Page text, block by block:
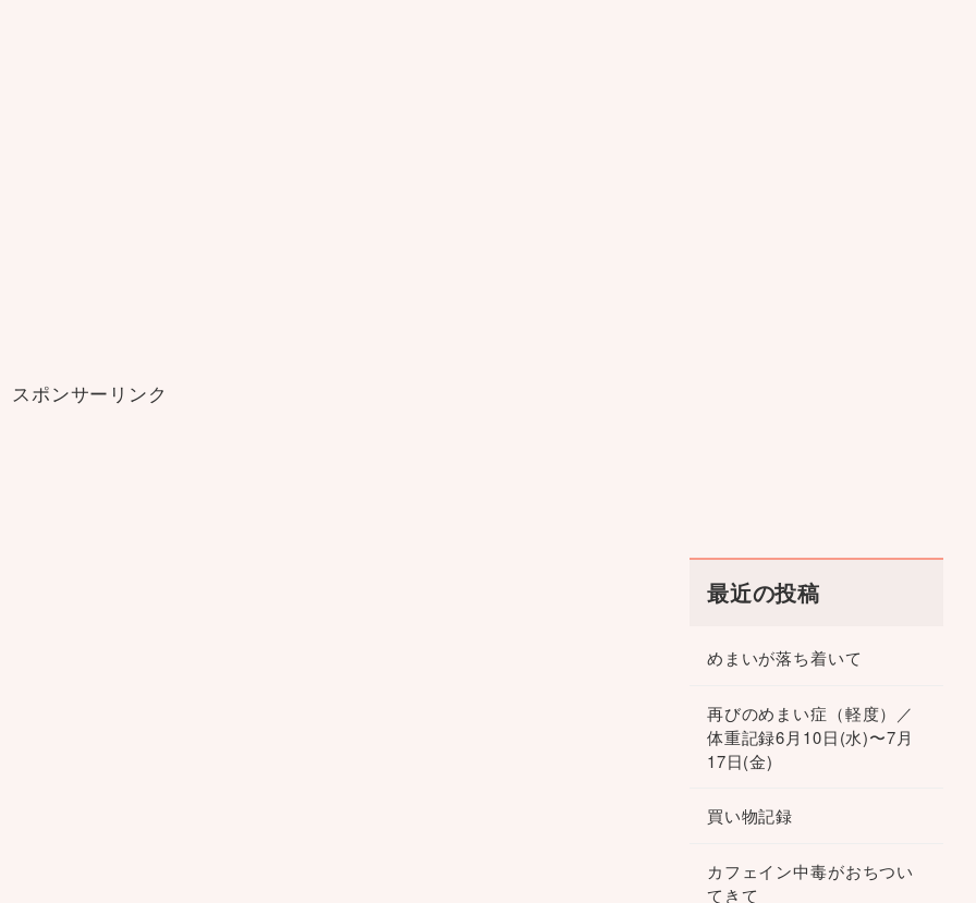
スポンサーリンク
最近の投稿
めまいが落ち着いて
再びのめまい症（軽度）／
体重記録6月10日(水)〜7月
17日(金)
買い物記録
カフェイン中毒がおちつい
てきて